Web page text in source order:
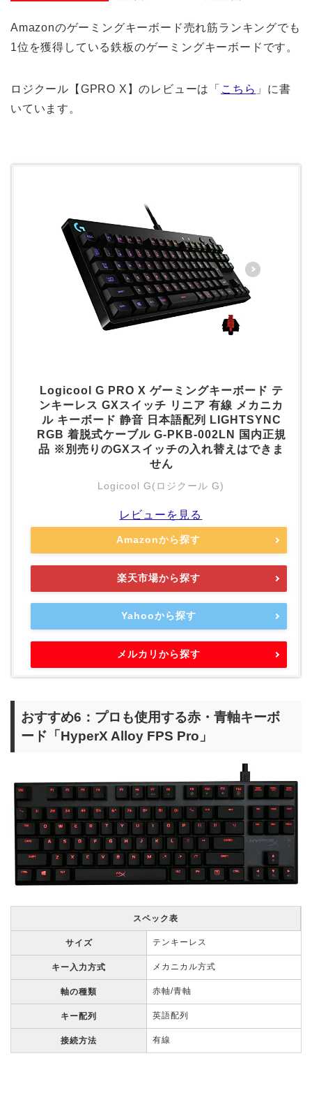
Amazonのゲーミングキーボード売れ筋ランキングでも
1位を獲得している鉄板のゲーミングキーボードです。
ロジクール【GPRO X】のレビューは「 こちら 」に書
いています。
Logicool G PRO X ゲーミングキーボード テ
ンキーレス GXスイッチ リニア 有線 メカニカ
ル キーボード 静音 日本語配列 LIGHTSYNC
RGB 着脱式ケーブル G-PKB-002LN 国内正規
品 ※別売りのGXスイッチの入れ替えはできま
せん
Logicool G(ロジクール G)
レビューを見る
Amazonから探す
楽天市場から探す
Yahooから探す
メルカリから探す
おすすめ6：プロも使用する赤・青軸キーボ
ード「HyperX Alloy FPS Pro」
スペック表
サイズ テンキーレス
キー入力方式 メカニカル方式
軸の種類 赤軸/青軸
キー配列 英語配列
接続方法 有線